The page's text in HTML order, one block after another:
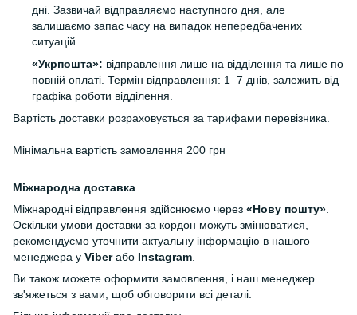
дні. Зазвичай відправляємо наступного дня, але
залишаємо запас часу на випадок непередбачених
ситуацій.
«Укрпошта»: відправлення лише на відділення та лише по
повній оплаті. Термін відправлення: 1–7 днів, залежить від
графіка роботи відділення.
Вартість доставки розраховується за тарифами перевізника.
Мінімальна вартість замовлення 200 грн
Міжнародна доставка
Міжнародні відправлення здійснюємо через «Нову пошту».
Оскільки умови доставки за кордон можуть змінюватися,
рекомендуємо уточнити актуальну інформацію в нашого
менеджера у Viberабо Instagram.
Ви також можете оформити замовлення, і наш менеджер
зв'яжеться з вами, щоб обговорити всі деталі.